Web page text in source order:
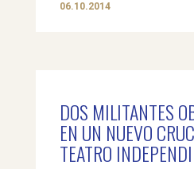
06.10.2014
DOS MILITANTES
EN UN NUEVO
TEATRO